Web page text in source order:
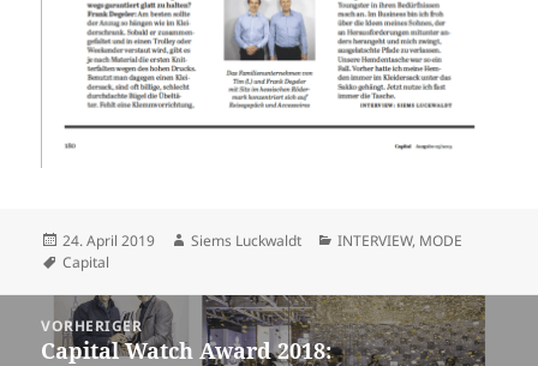
Veröffentlicht
am
24. April 2019 Autor
Siems Luckwaldt Kategorien
INTERVIEW, MODE
Schlagwörter
Capital
Beitragsnavigation
VORHERIGER
Vorheriger
Capital Watch Award 2018: